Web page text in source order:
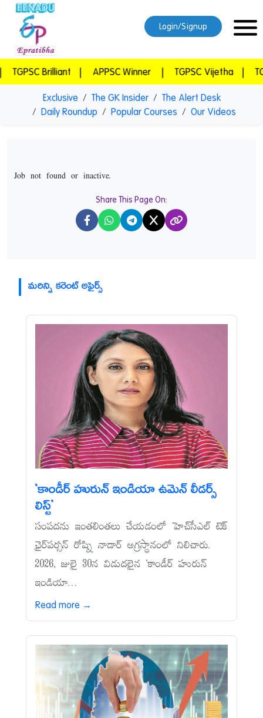
Exclusive The GK Insider
The Alert Desk
Daily Roundup
Popular Courses Our Videos
Job not found or inactive.
Share This Page On:
X
మరిన్ని కరెంట్ అఫైర్స్
‘కాండీర్‌ హురున్‌ ఇండియా ఉమెన్‌ లీడర్స్‌
లిస్ట్‌’
సంపదను ఇంతలింతలు చేయడంలో హెచ్‌సీఎల్‌ టెక్‌
ఛైర్‌పర్సన్‌ రోష్ని నాడార్‌ అగ్రస్థానంలో నిలిచారు.
2026, జులై 30న విడుదలైన ‘కాండీర్‌ హురున్‌
ఇండియా...
Read more →
Login/Signup
Brilliant | APPSC Winner | TGPSC Vijetha TGPSC